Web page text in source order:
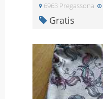
6963 Pregassona
Gratis